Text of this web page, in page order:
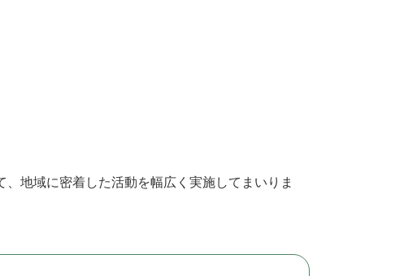
地域に密着した活動を幅広く実施してまいりま